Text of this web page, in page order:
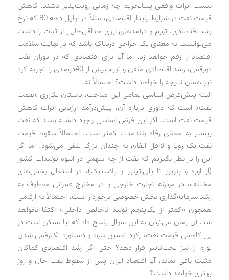
نیست اثرات واقعی پساتحریم چه زمانی رویت‌پذیر باشند. کاهش
قیمت نفت در شرایط پایدار اقتصادی، مثلاً در اوایل دهه 80 که نرخ
رشد اقتصادی، تورم و درآمدهای ارزی حداقل‌هایی از ثبات را داشت
می‌توانست به معنای یک جراحی دردناک باشد که در نهایت سلامت
اقتصاد را رقم خواهد زد. اما آیا برای اقتصادی که در دوران نفت
دورقمی، رشد اقتصادی منفی و تورم بیش از 40‌درصدی را تجربه کرد
نیز همان نتیجه را خواهد داشت؟ احتمالاً نه.
البته پیش‌فرض اساسی تمامی این مباحث، داستان تکراری «نقمت
نفت» است که داوری درباره آن، پیش‌درآمد ارزیابی اثرات کاهش
قیمت نفت است. اگر این فرض اساسی وجود داشته باشد که نفت
بیشتر به معنای رفاه بلندمدت کمتر است، احتمالاً سقوط قیمت
نفت یک رویا و لااقل اتفاق نه چندان بزرگ تلقی می‌شود. اما اگر
این را در نظر بگیریم که نفت از چه سهمی در انبوه تولیدات کشور
(از اوره و بنزین تا پلی‌اتیلن و پلاستیک)، در اشتغال بخش‌های
مختلف، در موازنه تجارت خارجی و در مخارج عمرانی معطوف به
رشد سرمایه‌گذاری بخش خصوصی برخوردار است، احتمالاً به ارقامی
همچون «کمتر از یک‌پنجم تولید ناخالص داخلی» اکتفا نخواهد
شد. آن زمان می‌توان به این سوال پاسخ داد که آیا ممکن است در
پی کاهش قیمت نفت، رکود تعمیق شود و دستاورد تک‌رقمی شدن
تورم را نیز تحت‌تاثیر قرار دهد؟ حتی اگر رشد اقتصادی کماکان
مثبت باقی بماند، آیا اقتصاد ایران پس از سقوط نفت حال ‌و روز
بهتری خواهد داشت؟